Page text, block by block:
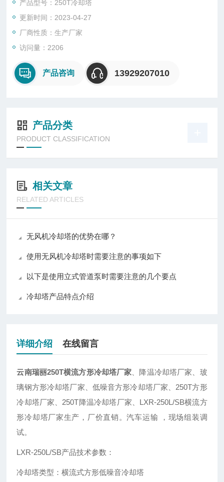
产品型号：250T冷却塔
更新时间：2023-04-27
厂商性质：生产厂家
访问量：2206
产品咨询 13929207010
产品分类
PRODUCT CLASSIFICATION
相关文章
RELATED ARTICLES
无风机冷却塔的优势在哪？
使用无风机冷却塔时需要注意的事项如下
以下是使用立式管道泵时需要注意的几个要点
冷却塔产品特点介绍
详细介绍 在线留言
云南瑞丽250T横流方形冷却塔厂家 、降温冷却塔厂家、玻
璃钢方形冷却塔厂家、低噪音方形冷却塔厂家、250T方形
冷却塔厂家、250T降温冷却塔厂家、LXR-250L/SB横流方
形冷却塔厂家生产，厂价直销。汽车运输 ，现场组装调
试。
LXR-250L/SB产品技术参数：
冷却塔类型：横流式方形低噪音冷却塔